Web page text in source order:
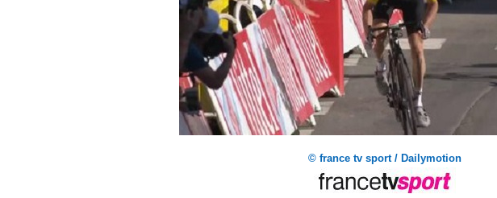
© france tv sport / Dailymotion